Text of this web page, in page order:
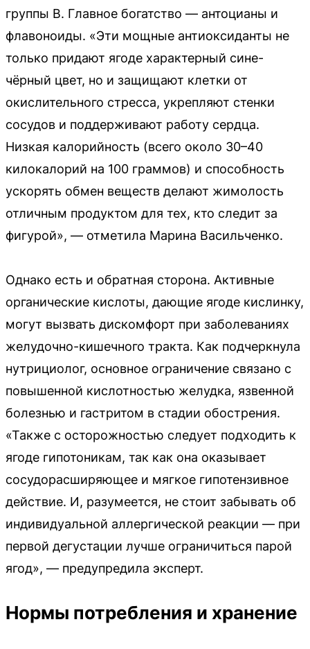
группы В. Главное богатство — антоцианы и
флавоноиды. «Эти мощные антиоксиданты не
только придают ягоде характерный сине-
чёрный цвет, но и защищают клетки от
окислительного стресса, укрепляют стенки
сосудов и поддерживают работу сердца.
Низкая калорийность (всего около 30–40
килокалорий на 100 граммов) и способность
ускорять обмен веществ делают жимолость
отличным продуктом для тех, кто следит за
фигурой», — отметила Марина Васильченко.
Однако есть и обратная сторона. Активные
органические кислоты, дающие ягоде кислинку,
могут вызвать дискомфорт при заболеваниях
желудочно-кишечного тракта. Как подчеркнула
нутрициолог, основное ограничение связано с
повышенной кислотностью желудка, язвенной
болезнью и гастритом в стадии обострения.
«Также с осторожностью следует подходить к
ягоде гипотоникам, так как она оказывает
сосудорасширяющее и мягкое гипотензивное
действие. И, разумеется, не стоит забывать об
индивидуальной аллергической реакции — при
первой дегустации лучше ограничиться парой
ягод», — предупредила эксперт.
Нормы потребления и хранение